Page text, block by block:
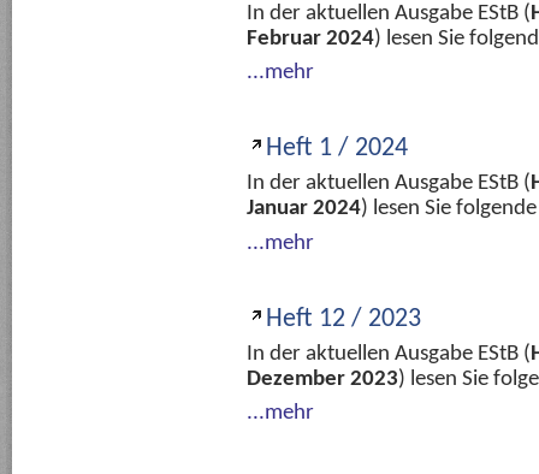
In der aktuellen Ausgabe EStB (
Februar 2024) lesen Sie
...mehr
Heft 1 / 2024
In der aktuellen Ausgabe EStB (
Januar 2024) lesen Sie
...mehr
Heft 12 / 2023
In der aktuellen Ausgabe EStB (
Dezember 2023) lesen Sie
...mehr